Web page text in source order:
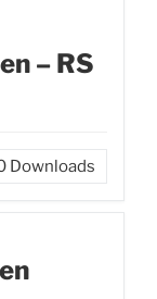
– RS
Downloads